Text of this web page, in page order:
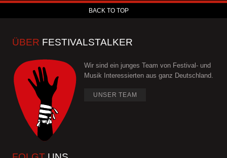
BACK TO TOP
ÜBER FESTIVALSTALKER
Wir sind ein junges Team von Festival- und
Musik Interessierten aus ganz Deutschland.
UNSER TEAM